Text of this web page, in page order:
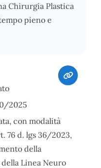
Chirurgia Plastica
pieno e
2025
con modalità
76 d. lgs 36/2023,
della
Linea Neuro